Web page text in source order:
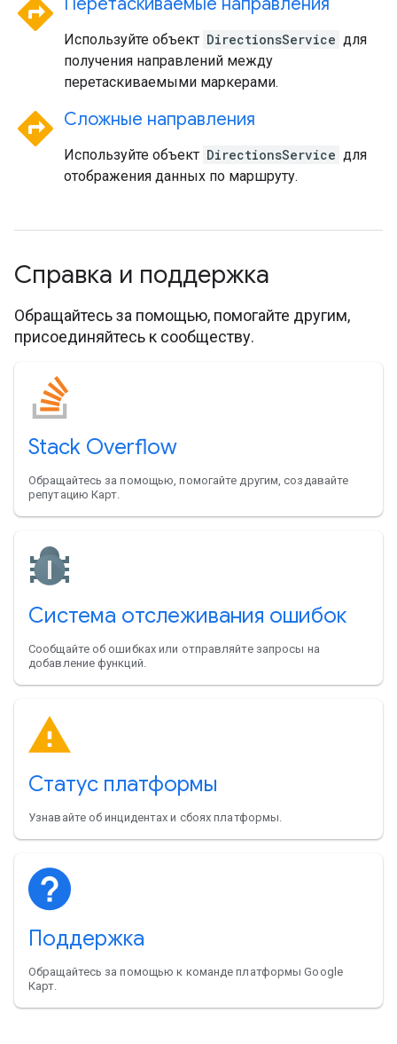
directions
Используйте объект DirectionsService для
получения направлений между
перетаскиваемыми маркерами.
directions Сложные направления
Используйте объект DirectionsService для
отображения данных по маршруту.
Справка и поддержка
Обращайтесь за помощью, помогайте другим,
присоединяйтесь к сообществу.
Stack Overflow
Обращайтесь за помощью, помогайте другим, создавайте
репутацию Карт.
Система отслеживания ошибок
Сообщайте об ошибках или отправляйте запросы на
добавление функций.
Статус платформы
Узнавайте об инцидентах и сбоях платформы.
Поддержка
Обращайтесь за помощью к команде платформы Google
Карт.